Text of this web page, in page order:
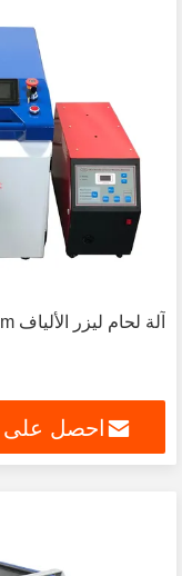
آلة لحام ليزر الألياف 1064nm
احصل